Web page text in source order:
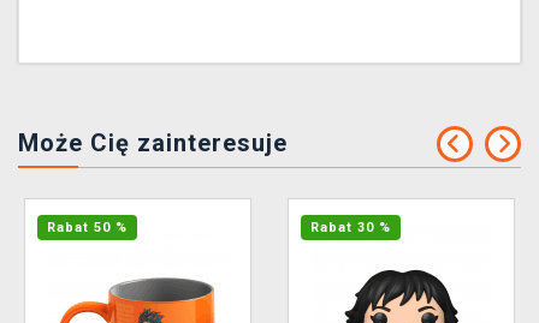
Może Cię zainteresuje
Rabat 50 % Rabat 30 %